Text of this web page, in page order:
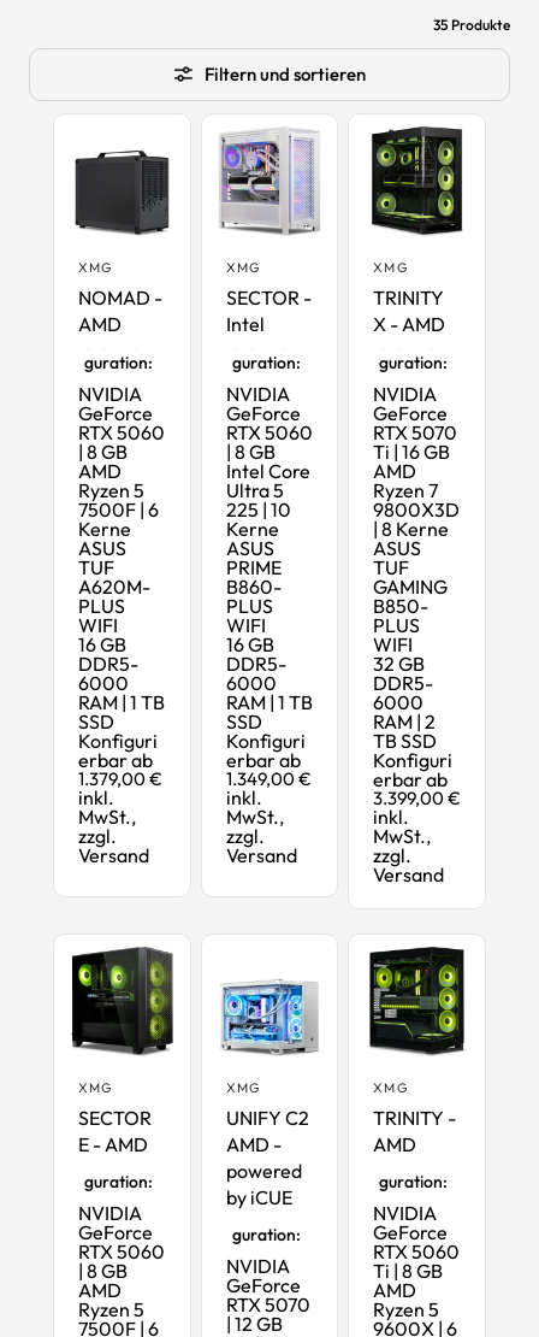
35 Produkte
Filtern und sortieren
XMG
NOMAD -
AMD
guration:
NVIDIA
GeForce
RTX 5060
| 8 GB
AMD
Ryzen 5
7500F | 6
Kerne
ASUS
TUF
A620M-
PLUS
WIFI
16 GB
DDR5-
6000
RAM | 1 TB
SSD
Konfiguri
erbar ab
1.379,00 €
inkl.
MwSt.,
zzgl.
Versand
XMG
SECTOR -
Intel
guration:
NVIDIA
GeForce
RTX 5060
| 8 GB
Intel Core
Ultra 5
225 | 10
Kerne
ASUS
PRIME
B860-
PLUS
WIFI
16 GB
DDR5-
6000
RAM | 1 TB
SSD
Konfiguri
erbar ab
1.349,00 €
inkl.
MwSt.,
zzgl.
Versand
XMG
TRINITY
X - AMD
guration:
NVIDIA
GeForce
RTX 5070
Ti | 16 GB
AMD
Ryzen 7
9800X3D
| 8 Kerne
ASUS
TUF
GAMING
B850-
PLUS
WIFI
32 GB
DDR5-
6000
RAM | 2
TB SSD
Konfiguri
erbar ab
3.399,00 €
inkl.
MwSt.,
zzgl.
Versand
XMG
SECTOR
E - AMD
guration:
NVIDIA
GeForce
RTX 5060
| 8 GB
AMD
Ryzen 5
7500F | 6
XMG
UNIFY C2
AMD -
powered
by iCUE
Startkonfi
guration:
NVIDIA
GeForce
RTX 5070
| 12 GB
XMG
TRINITY -
AMD
guration:
NVIDIA
GeForce
RTX 5060
Ti | 8 GB
AMD
Ryzen 5
9600X | 6